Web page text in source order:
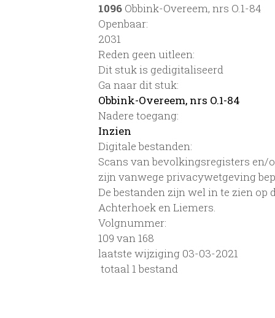
1096 Obbink-Overeem, nrs O.1-84
Openbaar:
2031
Reden geen uitleen:
Dit stuk is gedigitaliseerd
Ga naar dit stuk:
Obbink-Overeem, nrs O.1-84
Nadere toegang:
Inzien
Digitale bestanden:
Scans van bevolkingsregisters en/
zijn vanwege privacywetgeving
De bestanden zijn wel in te zien
Achterhoek en Liemers.
Volgnummer:
109 van 168
laatste wijziging 03-03-2021
totaal 1 bestand